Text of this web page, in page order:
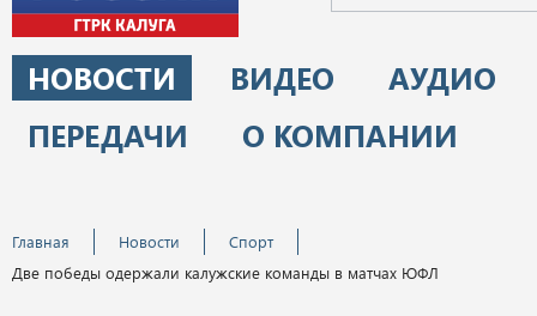
НОВОСТИ ВИДЕО
АУДИО
ПЕРЕДАЧИ
О КОМПАНИИ
Главная Новости
Спорт
Две победы одержали калужские команды в матчах ЮФЛ